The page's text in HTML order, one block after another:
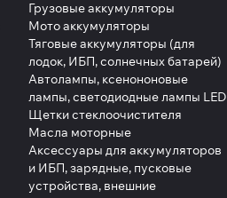
Грузовые аккумуляторы
Мото аккумуляторы
Тяговые аккумуляторы (для
лодок, ИБП, солнечных батарей)
Автолампы, ксенононовые
лампы, светодиодные лампы LED
Щетки стеклоочистителя
Масла моторные
Аксессуары для аккумуляторов
и ИБП, зарядные, пусковые
устройства, внешние